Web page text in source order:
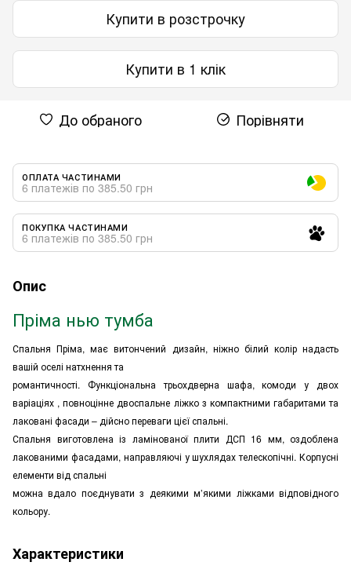
Купити в розстрочку
Купити в 1 клік
До обраного Порівняти
ОПЛАТА ЧАСТИНАМИ
6 платежів по 385.50 грн
ПОКУПКА ЧАСТИНАМИ
6 платежів по 385.50 грн
Опис
Пріма нью тумба
Спальня Пріма, має витончений дизайн, ніжно білий колір надасть
вашій оселі натхнення та
романтичності. Функціональна трьохдверна шафа, комоди у двох
варіаціях , повноцінне двоспальне ліжко з компактними габаритами та
лаковані фасади – дійсно переваги цієї спальні.
Спальня виготовлена із ламінованої плити ДСП 16 мм, оздоблена
лакованими фасадами, направляючі у шухлядах телескопічні. Корпусні
елементи від спальні
можна вдало поєднувати з деякими м’якими ліжками відповідного
кольору.
Характеристики